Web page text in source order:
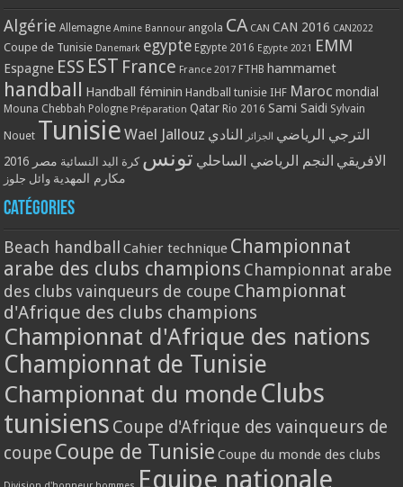
Algérie Allemagne Amine Bannour angola CA CAN CAN 2016 CAN2022
Coupe de Tunisie Danemark egypte Egypte 2016 Egypte 2021 EMM
Espagne ESS EST France France 2017 FTHB hammamet
handball Handball féminin Handball tunisie IHF Maroc mondial
Mouna Chebbah Pologne Préparation Qatar Rio 2016 Sami Saidi Sylvain
Nouet Tunisie Wael Jallouz الترجي الرياضي الجزائر النادي
الافريقي النجم الرياضي الساحلي تونس كرة اليد النسائية مصر 2016
مكارم المهدية وائل جلوز
Catégories
Beach handball Cahier technique Championnat
arabe des clubs champions Championnat arabe
des clubs vainqueurs de coupe Championnat
d'Afrique des clubs champions
Championnat d'Afrique des nations
Championnat de Tunisie
Championnat du monde Clubs
tunisiens Coupe d'Afrique des vainqueurs de
coupe Coupe de Tunisie Coupe du monde des clubs
Equipe nationale